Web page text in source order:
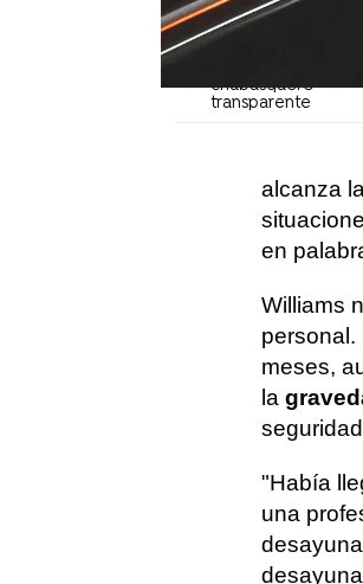
"Me sorprendió"
chubasquero
transparente
alcanza
en
Williams
meses,
la
"Había
una